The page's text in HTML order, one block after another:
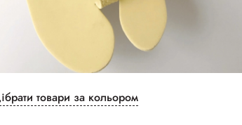
товари за кольором